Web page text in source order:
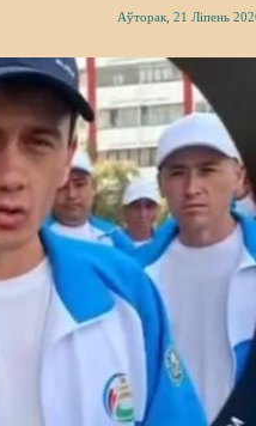
Аўторак, 21 Ліпень